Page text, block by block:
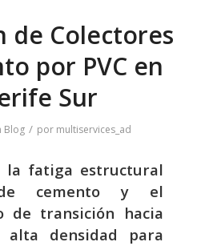
de Colectores
por PVC en
Sur
Blog / por multiservices_ad
la fatiga estructural
cemento y el
de transición hacia
alta densidad para